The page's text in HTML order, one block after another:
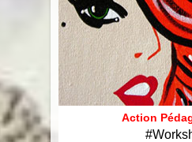
#News
#Coups de ♥
#Faqs ٩(͡๏̯͡๏)۶
BIO
¸¸.•*•♪ღ♪•*
SCENE
Le Action